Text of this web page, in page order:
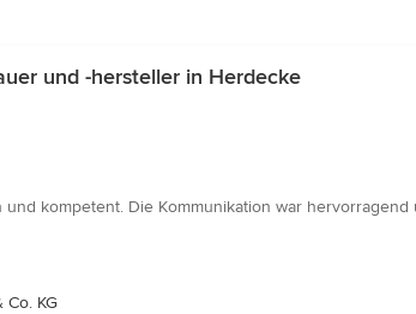
und -hersteller in Herdecke
und kompetent. Die Kommunikation war
KG